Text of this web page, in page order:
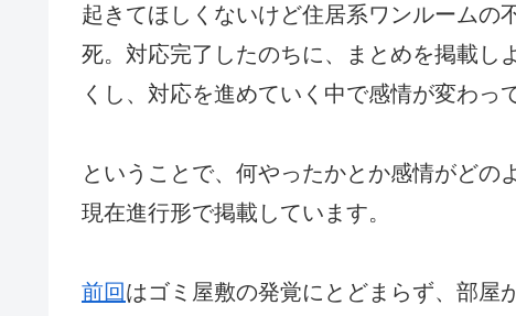
起きてほしくないけど住居系ワンルームの
死。対応完了したのちに、まとめを掲載し
くし、対応を進めていく中で感情が変わっ
ということで、何やったかとか感情がどの
現在進行形で掲載しています。
前回はゴミ屋敷の発覚にとどまらず、部屋